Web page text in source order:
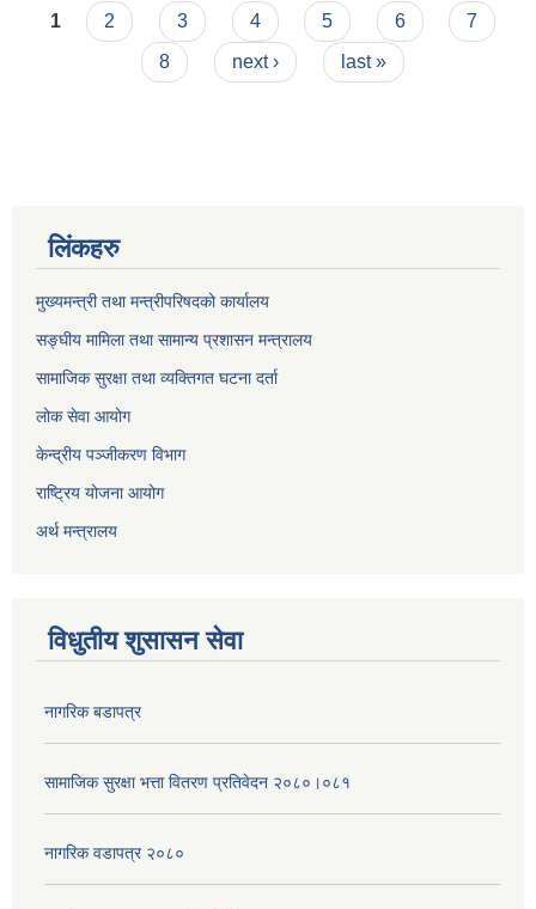
Pages
1 2 3 4 5 6
7
8
next › last »
लिंकहरु
मुख्यमन्त्री तथा मन्त्रीपरिषदको कार्यालय
सङ्घीय मामिला तथा सामान्य प्रशासन मन्त्रालय
सामाजिक सुरक्षा तथा व्यक्तिगत घटना दर्ता
लोक सेवा आयोग
केन्द्रीय पञ्जीकरण विभाग
राष्ट्रिय योजना आयोग
अर्थ मन्त्रालय
विधुतीय शुसासन सेवा
नागरिक बडापत्र
सामाजिक सुरक्षा भत्ता वितरण प्रतिवेदन २०८०।०८१
नागरिक वडापत्र २०८०